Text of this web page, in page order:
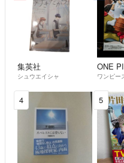
集英社
シュウエイシャ
ONE
ワンピー
4 5